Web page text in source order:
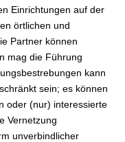
Einrichtungen auf der
örtlichen und
Partner können
mag die Führung
kann
sein; es können
oder (nur) interessierte
Vernetzung
unverbindlicher